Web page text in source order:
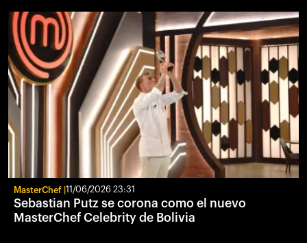
MasterChef 11/06/2026 23:31
Sebastian Putz se corona como el nuevo
MasterChef Celebrity de Bolivia